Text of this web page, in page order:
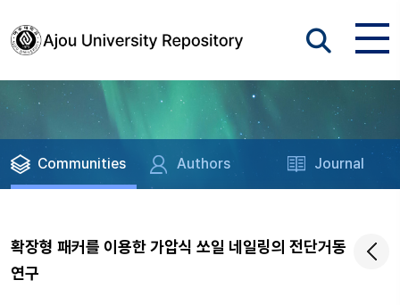
Communities Authors Journal
확장형 패커를 이용한 가압식 쏘일 네일링의 전단거동
연구